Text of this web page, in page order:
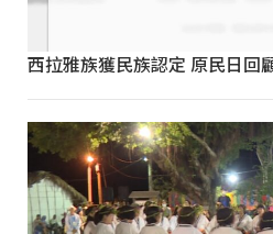
西拉雅族獲民族認定 原民日回